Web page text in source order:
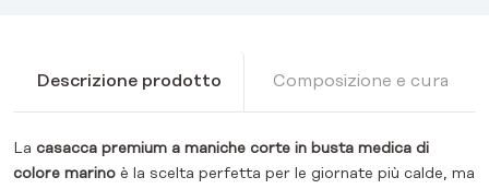
Descrizione prodotto Composizione e cura
La casacca premium a maniche corte in busta medica di
colore marino è la scelta perfetta per le giornate più calde, ma